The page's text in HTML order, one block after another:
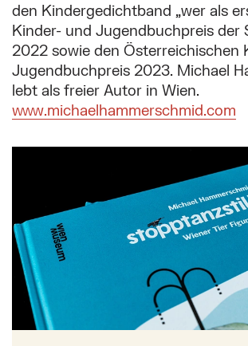
den Kindergedichtband „wer als
Kinder- und Jugendbuchpreis der
2022 sowie den Österreichischen
Jugendbuchpreis 2023. Michael
lebt als freier Autor in Wien.
www.michaelhammerschmid.com
Mehr zu: Österreichischer Kinder-